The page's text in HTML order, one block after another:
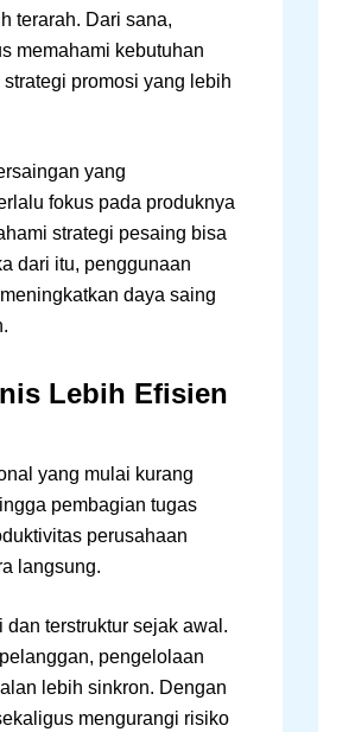
terarah. Dari sana,
memahami kebutuhan
promosi yang lebih
yang
fokus pada produknya
strategi pesaing bisa
dari itu, penggunaan
daya saing
Lebih Efisien
yang mulai kurang
pembagian tugas
perusahaan
langsung.
terstruktur sejak awal.
pengelolaan
lebih sinkron. Dengan
mengurangi risiko